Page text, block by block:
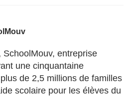
SchoolMouv, entreprise
une cinquantaine
de 2,5 millions de familles
scolaire pour les élèves du